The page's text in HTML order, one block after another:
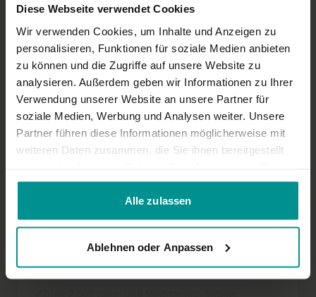
Diese Webseite verwendet Cookies
Wir verwenden Cookies, um Inhalte und Anzeigen zu
personalisieren, Funktionen für soziale Medien anbieten
zu können und die Zugriffe auf unsere Website zu
analysieren. Außerdem geben wir Informationen zu Ihrer
Verwendung unserer Website an unsere Partner für
soziale Medien, Werbung und Analysen weiter. Unsere
Partner führen diese Informationen möglicherweise mit
weiteren Daten zusammen, die Sie ihnen bereitgestellt
gesammelt haben.
Alle zulassen
Ablehnen oder Anpassen
Kündigung jederzeit zum Ende des ersten Monats
möglich, danach monatlich kündbar. Dein Pass
verlängert sich bequem automatisch zum regulären
Preis.
MITGLIEDSCHAFT
Classic - 6 Monate
€110,00 alle 6 Monate
Mitgliedschaft wählen